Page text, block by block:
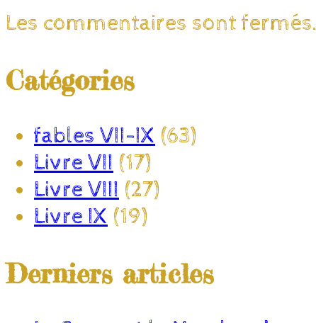
Les commentaires sont fermés.
Catégories
fables VII-IX (63)
Livre VII (17)
Livre VIII (27)
Livre IX (19)
Derniers articles